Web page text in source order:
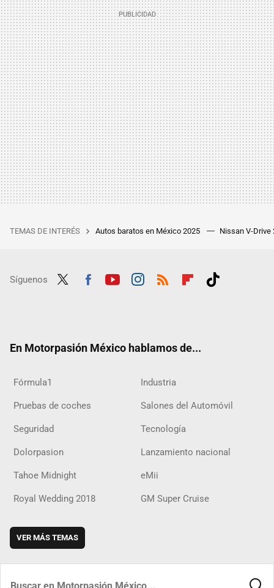
TEMAS DE INTERÉS Autos baratos en México 2025 Nissan V-Drive
Síguenos
En Motorpasión México hablamos de...
Fórmula1 Industria
Pruebas de coches Salones del Automóvil
Seguridad Tecnología
Dolorpasion Lanzamiento nacional
Tahoe Midnight eMii
Royal Wedding 2018 GM Super Cruise
VER MÁS TEMAS